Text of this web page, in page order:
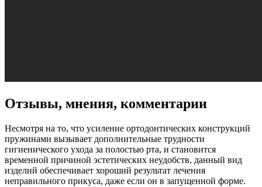
Отзывы, мнения, комментарии
Несмотря на то, что усиление ортодонтических конструкций
пружинами вызывает дополнительные трудности
гигиенического ухода за полостью рта, и становится
временной причиной эстетических неудобств, данный вид
изделий обеспечивает хороший результат лечения
неправильного прикуса, даже если он в запущенной форме.